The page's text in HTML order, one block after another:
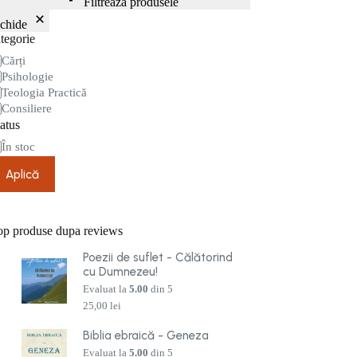
Cărți
Psihologie
Teologia Practică
Consiliere
În stoc
Aplică
produse dupa reviews
Poezii de suflet - Călătorind
cu Dumnezeu!
Evaluat la5.00 din 5
25,00lei
Biblia ebraică - Geneza
Evaluat la5.00 din 5